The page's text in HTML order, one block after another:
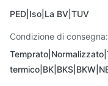
PED|Iso|La BV|TUV
Condizione di consegna: